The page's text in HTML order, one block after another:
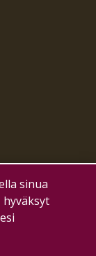
sinua
hyväksyt